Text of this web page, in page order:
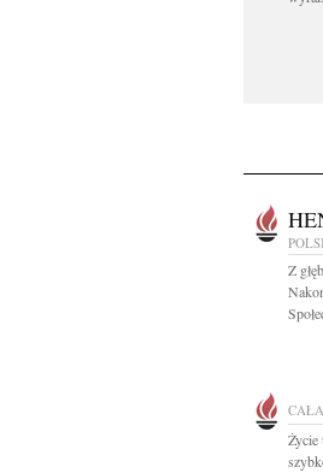
Z
Życie